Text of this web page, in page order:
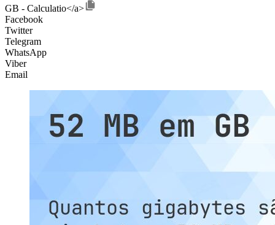
GB - Calculatio</a>
Facebook
Twitter
Telegram
WhatsApp
Viber
Email